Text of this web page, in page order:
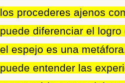
los procederes ajenos
puede diferenciar el logro
el espejo es una
puede entender las